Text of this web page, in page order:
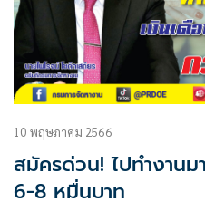
10 พฤษภาคม 2566
สมัครด่วน! ไปทำงานม
6-8 หมื่นบาท